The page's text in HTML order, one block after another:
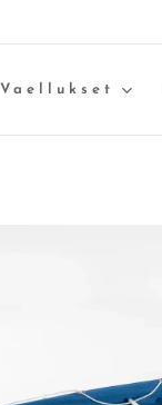
Vaellukset